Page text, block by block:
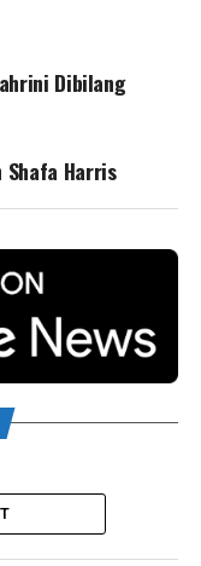
Dibilang
Shafa Harris